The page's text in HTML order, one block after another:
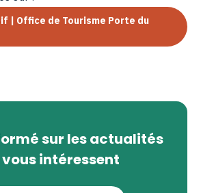
| Office de Tourisme Porte du
sur les actualités
intéressent